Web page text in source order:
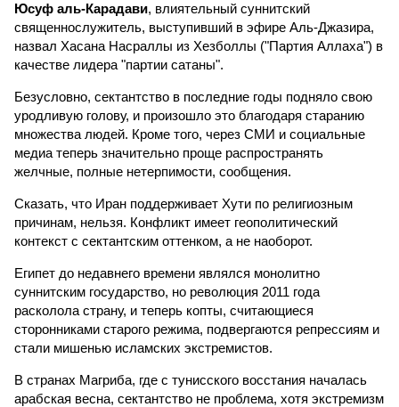
Юсуф аль-Карадави, влиятельный суннитский
священнослужитель, выступивший в эфире Аль-Джазира,
назвал Хасана Насраллы из Хезболлы ("Партия Аллаха") в
качестве лидера "партии сатаны".
Безусловно, сектантство в последние годы подняло свою
уродливую голову, и произошло это благодаря старанию
множества людей. Кроме того, через СМИ и социальные
медиа теперь значительно проще распространять
желчные, полные нетерпимости, сообщения.
Сказать, что Иран поддерживает Хути по религиозным
причинам, нельзя. Конфликт имеет геополитический
контекст с сектантским оттенком, а не наоборот.
Египет до недавнего времени являлся монолитно
суннитским государство, но революция 2011 года
расколола страну, и теперь копты, считающиеся
сторонниками старого режима, подвергаются репрессиям и
стали мишенью исламских экстремистов.
В странах Магриба, где с тунисского восстания началась
арабская весна, сектантство не проблема, хотя экстремизм